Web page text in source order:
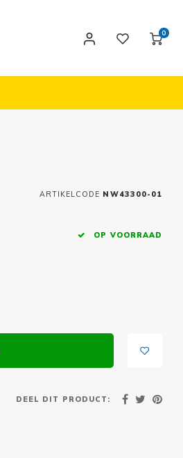
0
ARTIKELCODE NW43300-01
OP VOORRAAD
DEEL DIT PRODUCT: